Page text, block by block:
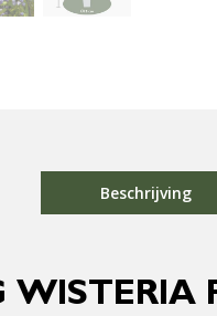
Beschrijving
WISTERIA